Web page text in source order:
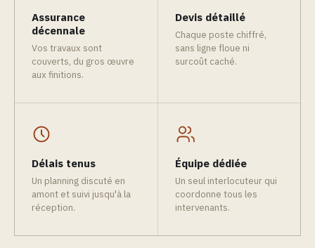
Assurance
décennale
Vos travaux sont
couverts, du gros œuvre
aux finitions.
Devis détaillé
Chaque poste chiffré,
sans ligne floue ni
surcoût caché.
Délais tenus
Un planning discuté en
amont et suivi jusqu'à la
réception.
Équipe dédiée
Un seul interlocuteur qui
coordonne tous les
intervenants.